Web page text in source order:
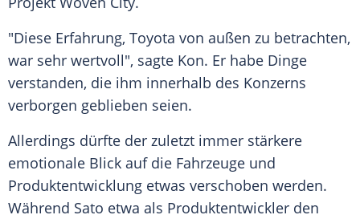
"Diese Erfahrung, Toyota von außen zu betrachten,
war sehr wertvoll", sagte Kon. Er habe Dinge
verstanden, die ihm innerhalb des Konzerns
verborgen geblieben seien.
Allerdings dürfte der zuletzt immer stärkere
emotionale Blick auf die Fahrzeuge und
Produktentwicklung etwas verschoben werden.
Während Sato etwa als Produktentwickler den